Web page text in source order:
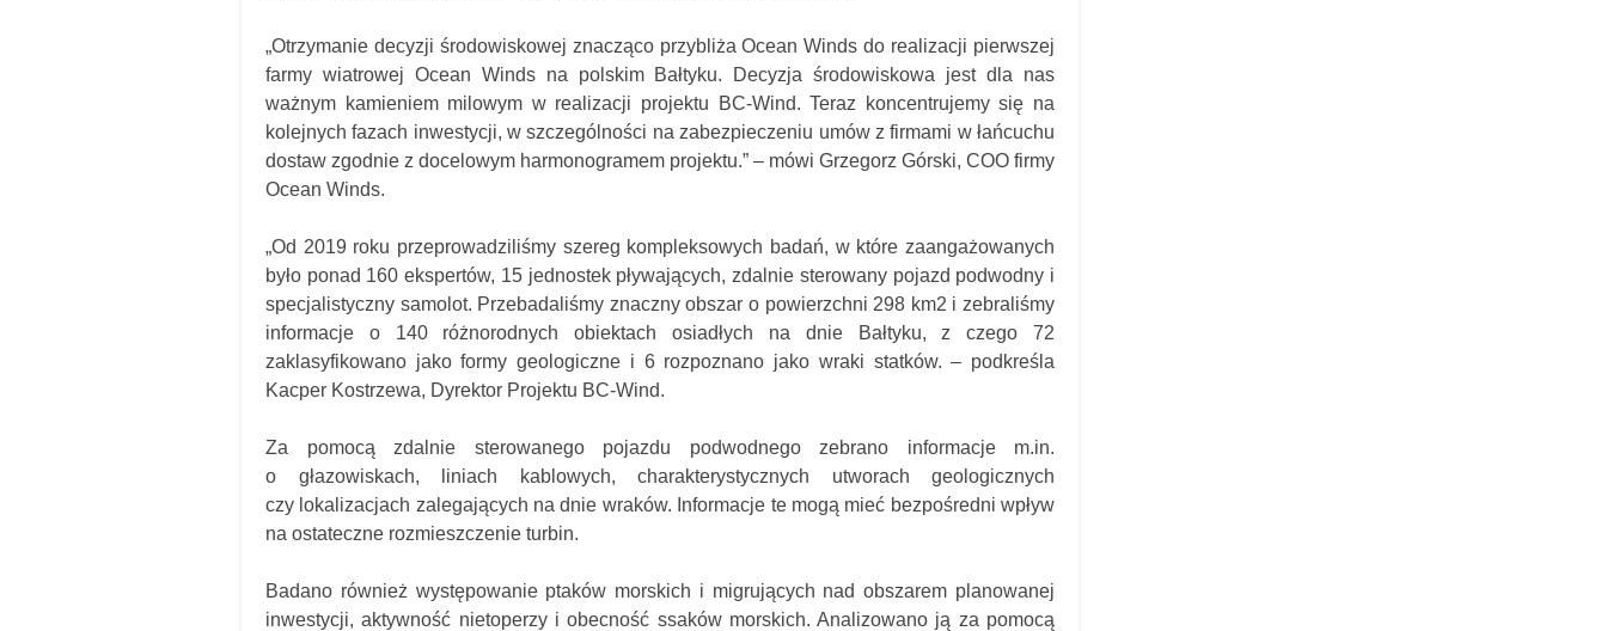
„Otrzymanie decyzji środowiskowej znacząco przybliża Ocean Winds do realizacji pierwszej
farmy wiatrowej Ocean Winds na polskim Bałtyku. Decyzja środowiskowa jest dla nas
ważnym kamieniem milowym w realizacji projektu BC-Wind. Teraz koncentrujemy się na
kolejnych fazach inwestycji, w szczególności na zabezpieczeniu umów z firmami w łańcuchu
dostaw zgodnie z docelowym harmonogramem projektu.” – mówi Grzegorz Górski, COO firmy
Ocean Winds.
„Od 2019 roku przeprowadziliśmy szereg kompleksowych badań, w które zaangażowanych
było ponad 160 ekspertów, 15 jednostek pływających, zdalnie sterowany pojazd podwodny i
specjalistyczny samolot. Przebadaliśmy znaczny obszar o powierzchni 298 km2 i zebraliśmy
informacje o 140 różnorodnych obiektach osiadłych na dnie Bałtyku, z czego 72
zaklasyfikowano jako formy geologiczne i 6 rozpoznano jako wraki statków. – podkreśla
Kacper Kostrzewa, Dyrektor Projektu BC-Wind.
Za pomocą zdalnie sterowanego pojazdu podwodnego zebrano informacje m.in.
o głazowiskach, liniach kablowych, charakterystycznych utworach geologicznych
czy lokalizacjach zalegających na dnie wraków. Informacje te mogą mieć bezpośredni wpływ
na ostateczne rozmieszczenie turbin.
Badano również występowanie ptaków morskich i migrujących nad obszarem planowanej
inwestycji, aktywność nietoperzy i obecność ssaków morskich. Analizowano ją za pomocą